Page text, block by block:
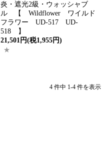
炎・遮光2級・ウォッシャブ
ル 【 Wildflower ワイルド
フラワー UD-517 UD-
518 】
21,501円(税1,955円)
4 件中 1-4 件を表示